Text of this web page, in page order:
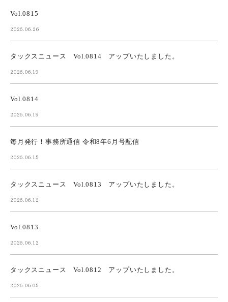
Vol.0815
2026.06.26
タックスニュース Vol.0814 アップいたしました。
2026.06.19
Vol.0814
2026.06.19
毎月発行！事務所通信 令和8年6月号配信
2026.06.15
タックスニュース Vol.0813 アップいたしました。
2026.06.12
Vol.0813
2026.06.12
タックスニュース Vol.0812 アップいたしました。
2026.06.05